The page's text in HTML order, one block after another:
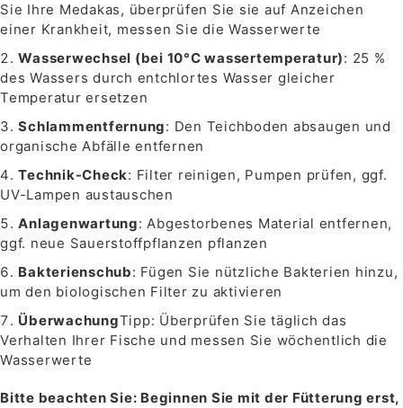
Sie Ihre Medakas, überprüfen Sie sie auf Anzeichen
einer Krankheit, messen Sie die Wasserwerte
Wasserwechsel (bei 10°C wassertemperatur): 25 %
des Wassers durch entchlortes Wasser gleicher
Temperatur ersetzen
Schlammentfernung: Den Teichboden absaugen und
organische Abfälle entfernen
Technik-Check: Filter reinigen, Pumpen prüfen, ggf.
UV-Lampen austauschen
Anlagenwartung: Abgestorbenes Material entfernen,
ggf. neue Sauerstoffpflanzen pflanzen
Bakterienschub: Fügen Sie nützliche Bakterien hinzu,
um den biologischen Filter zu aktivieren
ÜberwachungTipp: Überprüfen Sie täglich das
Verhalten Ihrer Fische und messen Sie wöchentlich die
Wasserwerte
Bitte beachten Sie: Beginnen Sie mit der Fütterung erst,